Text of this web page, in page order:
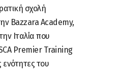
σχολή
Bazzara Academy,
Ιταλία που
Premier Training
ενότητες του